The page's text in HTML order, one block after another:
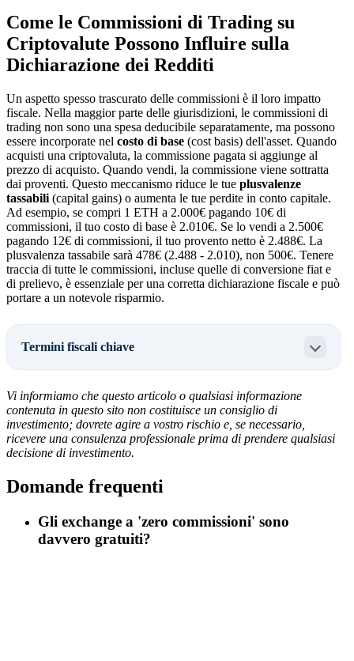
Come le Commissioni di Trading su
Criptovalute Possono Influire sulla
Dichiarazione dei Redditi
Un aspetto spesso trascurato delle commissioni è il loro impatto
fiscale. Nella maggior parte delle giurisdizioni, le commissioni di
trading non sono una spesa deducibile separatamente, ma possono
essere incorporate nel costo di base (cost basis) dell'asset. Quando
acquisti una criptovaluta, la commissione pagata si aggiunge al
prezzo di acquisto. Quando vendi, la commissione viene sottratta
dai proventi. Questo meccanismo riduce le tue plusvalenze
tassabili (capital gains) o aumenta le tue perdite in conto capitale.
Ad esempio, se compri 1 ETH a 2.000€ pagando 10€ di
commissioni, il tuo costo di base è 2.010€. Se lo vendi a 2.500€
pagando 12€ di commissioni, il tuo provento netto è 2.488€. La
plusvalenza tassabile sarà 478€ (2.488 - 2.010), non 500€. Tenere
traccia di tutte le commissioni, incluse quelle di conversione fiat e
di prelievo, è essenziale per una corretta dichiarazione fiscale e può
portare a un notevole risparmio.
Termini fiscali chiave
Vi informiamo che questo articolo o qualsiasi informazione
contenuta in questo sito non costituisce un consiglio di
investimento; dovrete agire a vostro rischio e, se necessario,
ricevere una consulenza professionale prima di prendere qualsiasi
decisione di investimento.
Domande frequenti
Gli exchange a 'zero commissioni' sono
davvero gratuiti?